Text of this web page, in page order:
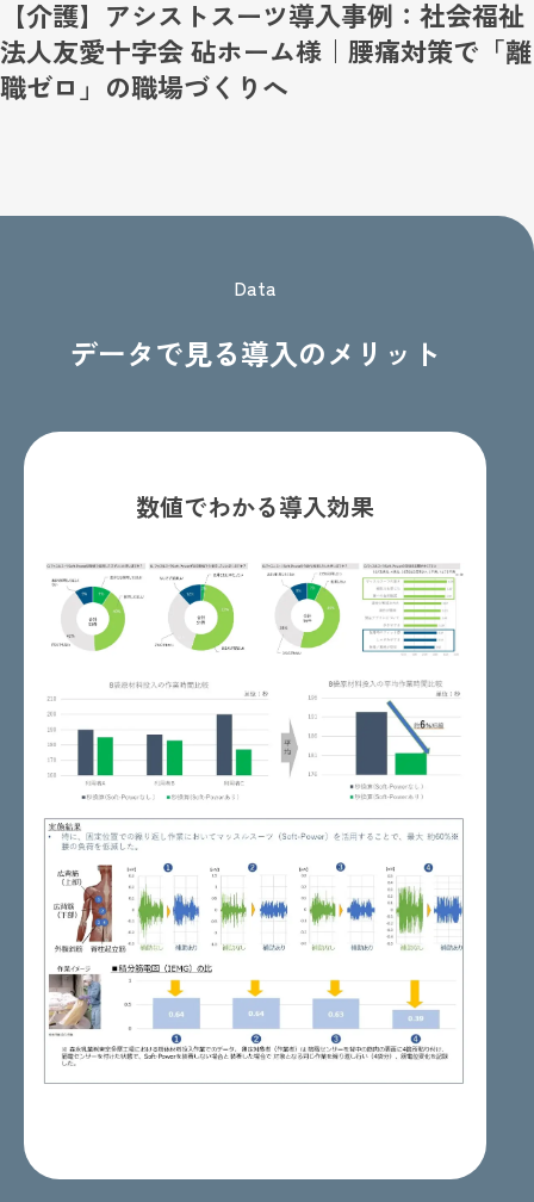
【介護】アシストスーツ導入事例：社会福祉
法人友愛十字会 砧ホーム様｜腰痛対策で「離
職ゼロ」の職場づくりへ
Data
データで見る導入のメリット
数値でわかる導入効果